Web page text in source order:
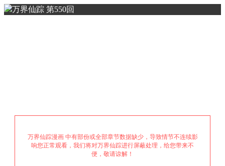
万界仙踪 第550回
万界仙踪漫画 中有部份或全部章节数据缺少，导致情节不连续影
响您正常观看，我们将对万界仙踪进行屏蔽处理，给您带来不
便，敬请谅解！